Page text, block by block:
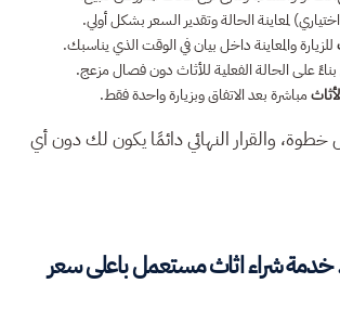
لمعاينة الحالة وتقدير السعر بشكل أولي.
للزيارة والمعاينة داخل بيان في الوقت الذي يناسبك.
بناءً على الحالة الفعلية للأثاث دون فصال مزعج.
مباشرة بعد الاتفاق وبزيارة واحدة فقط.
خطوة، والقرار النهائي دائمًا يكون لك دون أي
خدمة شراء اثاث مستعمل باعلى سعر